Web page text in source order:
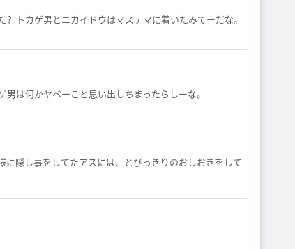
トカゲ男とニカイドウはマステマに着いたみてーだな。
は何かヤベーこと思い出しちまったらしーな。
隠し事をしてたアスには、とびっきりのおしおきをして